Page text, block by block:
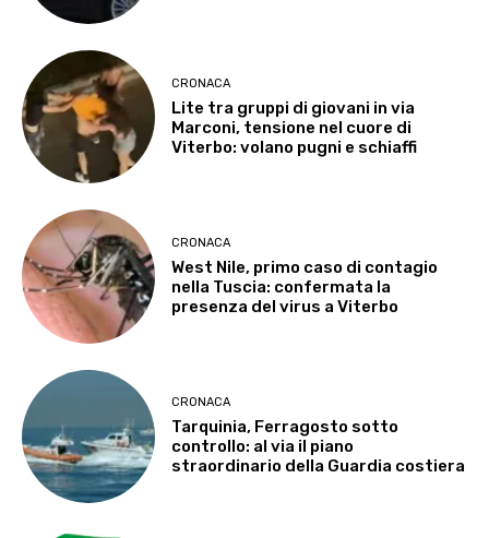
CRONACA
Lite tra gruppi di giovani in via
Marconi, tensione nel cuore di
Viterbo: volano pugni e schiaffi
CRONACA
West Nile, primo caso di contagio
nella Tuscia: confermata la
presenza del virus a Viterbo
CRONACA
Tarquinia, Ferragosto sotto
controllo: al via il piano
straordinario della Guardia costiera